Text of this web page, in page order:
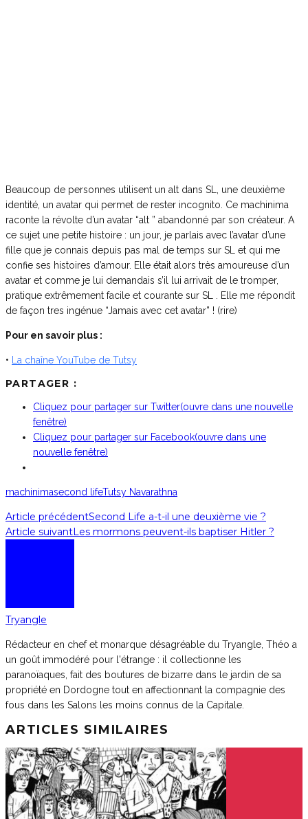
Beaucoup de personnes utilisent un alt dans SL, une deuxième
identité, un avatar qui permet de rester incognito. Ce machinima
raconte la révolte d’un avatar “alt ” abandonné par son créateur. A
ce sujet une petite histoire : un jour, je parlais avec l’avatar d’une
fille que je connais depuis pas mal de temps sur SL et qui me
confie ses histoires d’amour. Elle était alors très amoureuse d’un
avatar et comme je lui demandais s’il lui arrivait de le tromper,
pratique extrêmement facile et courante sur SL . Elle me répondit
de façon tres ingénue “Jamais avec cet avatar” ! (rire)
Pour en savoir plus :
• La chaîne YouTube de Tutsy
PARTAGER :
Cliquez pour partager sur Twitter(ouvre dans une nouvelle
fenêtre)
Cliquez pour partager sur Facebook(ouvre dans une
nouvelle fenêtre)
machinimasecond lifeTutsy Navarathna
Article précédentSecond Life a-t-il une deuxième vie ?
Article suivantLes mormons peuvent-ils baptiser Hitler ?
Tryangle
Rédacteur en chef et monarque désagréable du Tryangle, Théo a
un goût immodéré pour l'étrange : il collectionne les
paranoïaques, fait des boutures de bizarre dans le jardin de sa
propriété en Dordogne tout en affectionnant la compagnie des
fous dans les Salons les moins connus de la Capitale.
ARTICLES SIMILAIRES